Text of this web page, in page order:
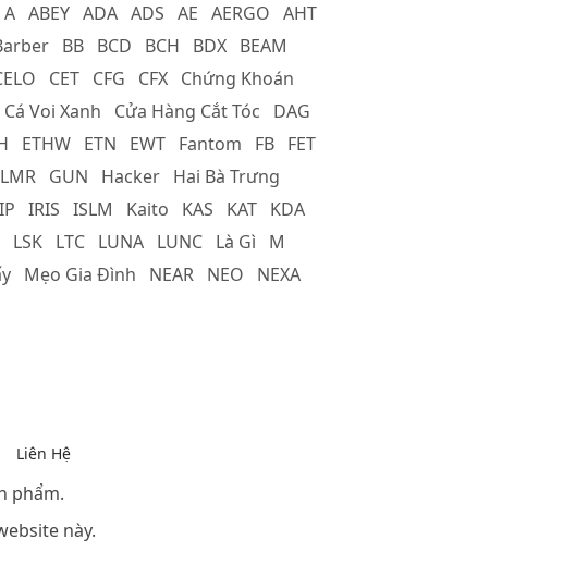
A ABEY ADA ADS AE AERGO AHT
BB BCD BCH BDX BEAM
CET CFG CFX Chứng Khoán
Cá Voi Xanh Cửa Hàng Cắt Tóc
DAG
ETHW ETN EWT Fantom FB FET
GUN Hacker Hai Bà Trưng
IP IRIS ISLM Kaito KAS KAT KDA
LSK LTC LUNA LUNC Là Gì
M
Mẹo Gia Đình NEAR NEO
NEXA
Liên Hệ
phẩm.
này.